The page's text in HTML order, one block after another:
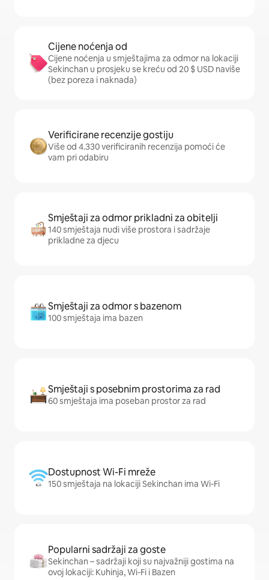
Cijene noćenja od
Cijene noćenja u smještajima za odmor na lokaciji
Sekinchan u prosjeku se kreću od 20 $ USD naviše
(bez poreza i naknada)
Verificirane recenzije gostiju
Više od 4.330 verificiranih recenzija pomoći će
vam pri odabiru
Smještaji za odmor prikladni za obitelji
140 smještaja nudi više prostora i sadržaje
prikladne za djecu
Smještaji za odmor s bazenom
100 smještaja ima bazen
Smještaji s posebnim prostorima za rad
60 smještaja ima poseban prostor za rad
Dostupnost Wi-Fi mreže
150 smještaja na lokaciji Sekinchan ima Wi-Fi
Popularni sadržaji za goste
Sekinchan – sadržaji koji su najvažniji gostima na
ovoj lokaciji: Kuhinja, Wi-Fi i Bazen